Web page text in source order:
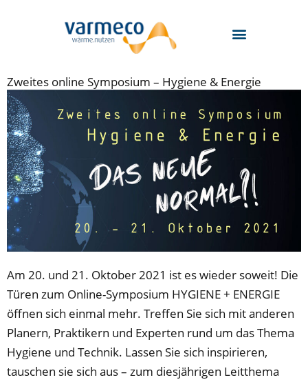
Zweites online Symposium – Hygiene & Energie
Am 20. und 21. Oktober 2021 ist es wieder soweit! Die
Türen zum Online-Symposium HYGIENE + ENERGIE
öffnen sich einmal mehr. Treffen Sie sich mit anderen
Planern, Praktikern und Experten rund um das Thema
Hygiene und Technik. Lassen Sie sich inspirieren,
tauschen sie sich aus – zum diesjährigen Leitthema